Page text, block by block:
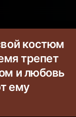
костюм
трепет
и любовь
ему